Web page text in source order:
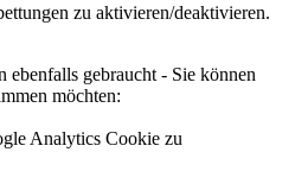
zu aktivieren/deaktivieren.
gebraucht - Sie können
möchten:
Analytics Cookie zu